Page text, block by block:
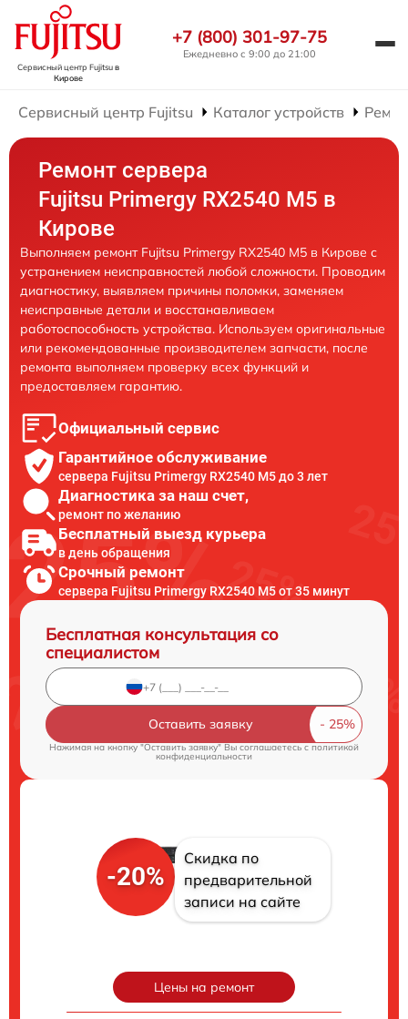
Сервисный центр Fujitsuв
Кирове
+7 (800) 301-97-75
Ежедневно с 9:00 до 21:00
Сервисный центр Fujitsu Каталог устройств
Ремонт сервера
Fujitsu Primergy RX2540 M5 в
Кирове
Выполняем ремонт Fujitsu Primergy RX2540 M5 в Кирове с
устранением неисправностей любой сложности. Проводим
диагностику, выявляем причины поломки, заменяем
неисправные детали и восстанавливаем
работоспособность устройства. Используем оригинальные
или рекомендованные производителем запчасти, после
ремонта выполняем проверку всех функций и
предоставляем гарантию.
Официальный сервис
Гарантийное обслуживание
сервера Fujitsu Primergy RX2540 M5 до 3 лет
Диагностика за наш счет,
ремонт по желанию
Бесплатный выезд курьера
в день обращения
Срочный ремонт
сервера Fujitsu Primergy RX2540 M5 от 35 минут
Бесплатная консультация со
специалистом
Оставить заявку
Нажимая на кнопку "Оставить заявку" Вы соглашаетесь cполитикой
конфиденциальности
-20%
Скидка по
предварительной
записи на сайте
Цены на ремонт